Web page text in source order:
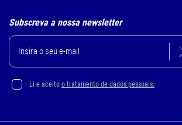
Subscreva a nossa newsletter
Li e aceito o tratamento de dados pessoais.